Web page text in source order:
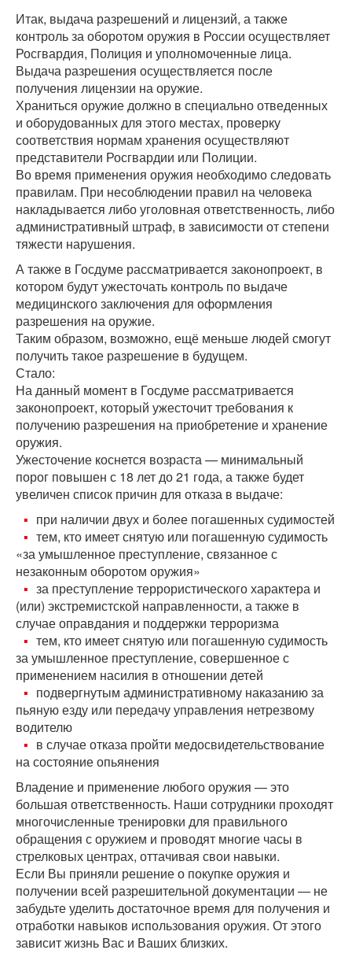
Итак, выдача разрешений и лицензий, а также
контроль за оборотом оружия в России осуществляет
Росгвардия, Полиция и уполномоченные лица.
Выдача разрешения осуществляется после
получения лицензии на оружие.
Храниться оружие должно в специально отведенных
и оборудованных для этого местах, проверку
соответствия нормам хранения осуществляют
представители Росгвардии или Полиции.
Во время применения оружия необходимо следовать
правилам. При несоблюдении правил на человека
накладывается либо уголовная ответственность, либо
административный штраф, в зависимости от степени
тяжести нарушения.
А также в Госдуме рассматривается законопроект, в
котором будут ужесточать контроль по выдаче
медицинского заключения для оформления
разрешения на оружие.
Таким образом, возможно, ещё меньше людей смогут
получить такое разрешение в будущем.
Стало:
На данный момент в Госдуме рассматривается
законопроект, который ужесточит требования к
получению разрешения на приобретение и хранение
оружия.
Ужесточение коснется возраста — минимальный
порог повышен с 18 лет до 21 года, а также будет
увеличен список причин для отказа в выдаче:
при наличии двух и более погашенных судимостей
тем, кто имеет снятую или погашенную судимость
«за умышленное преступление, связанное с
незаконным оборотом оружия»
за преступление террористического характера и
(или) экстремистской направленности, а также в
случае оправдания и поддержки терроризма
тем, кто имеет снятую или погашенную судимость
за умышленное преступление, совершенное с
применением насилия в отношении детей
подвергнутым административному наказанию за
пьяную езду или передачу управления нетрезвому
водителю
в случае отказа пройти медосвидетельствование
на состояние опьянения
Владение и применение любого оружия — это
большая ответственность. Наши сотрудники проходят
многочисленные тренировки для правильного
обращения с оружием и проводят многие часы в
стрелковых центрах, оттачивая свои навыки.
Если Вы приняли решение о покупке оружия и
получении всей разрешительной документации — не
забудьте уделить достаточное время для получения и
отработки навыков использования оружия. От этого
зависит жизнь Вас и Ваших близких.